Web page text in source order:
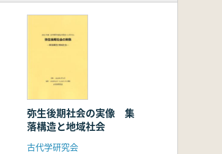
弥生後期社会の実像 集
落構造と地域社会
古代学研究会